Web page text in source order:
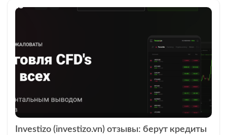
Investizo (investizo.vn) отзывы: берут кредиты